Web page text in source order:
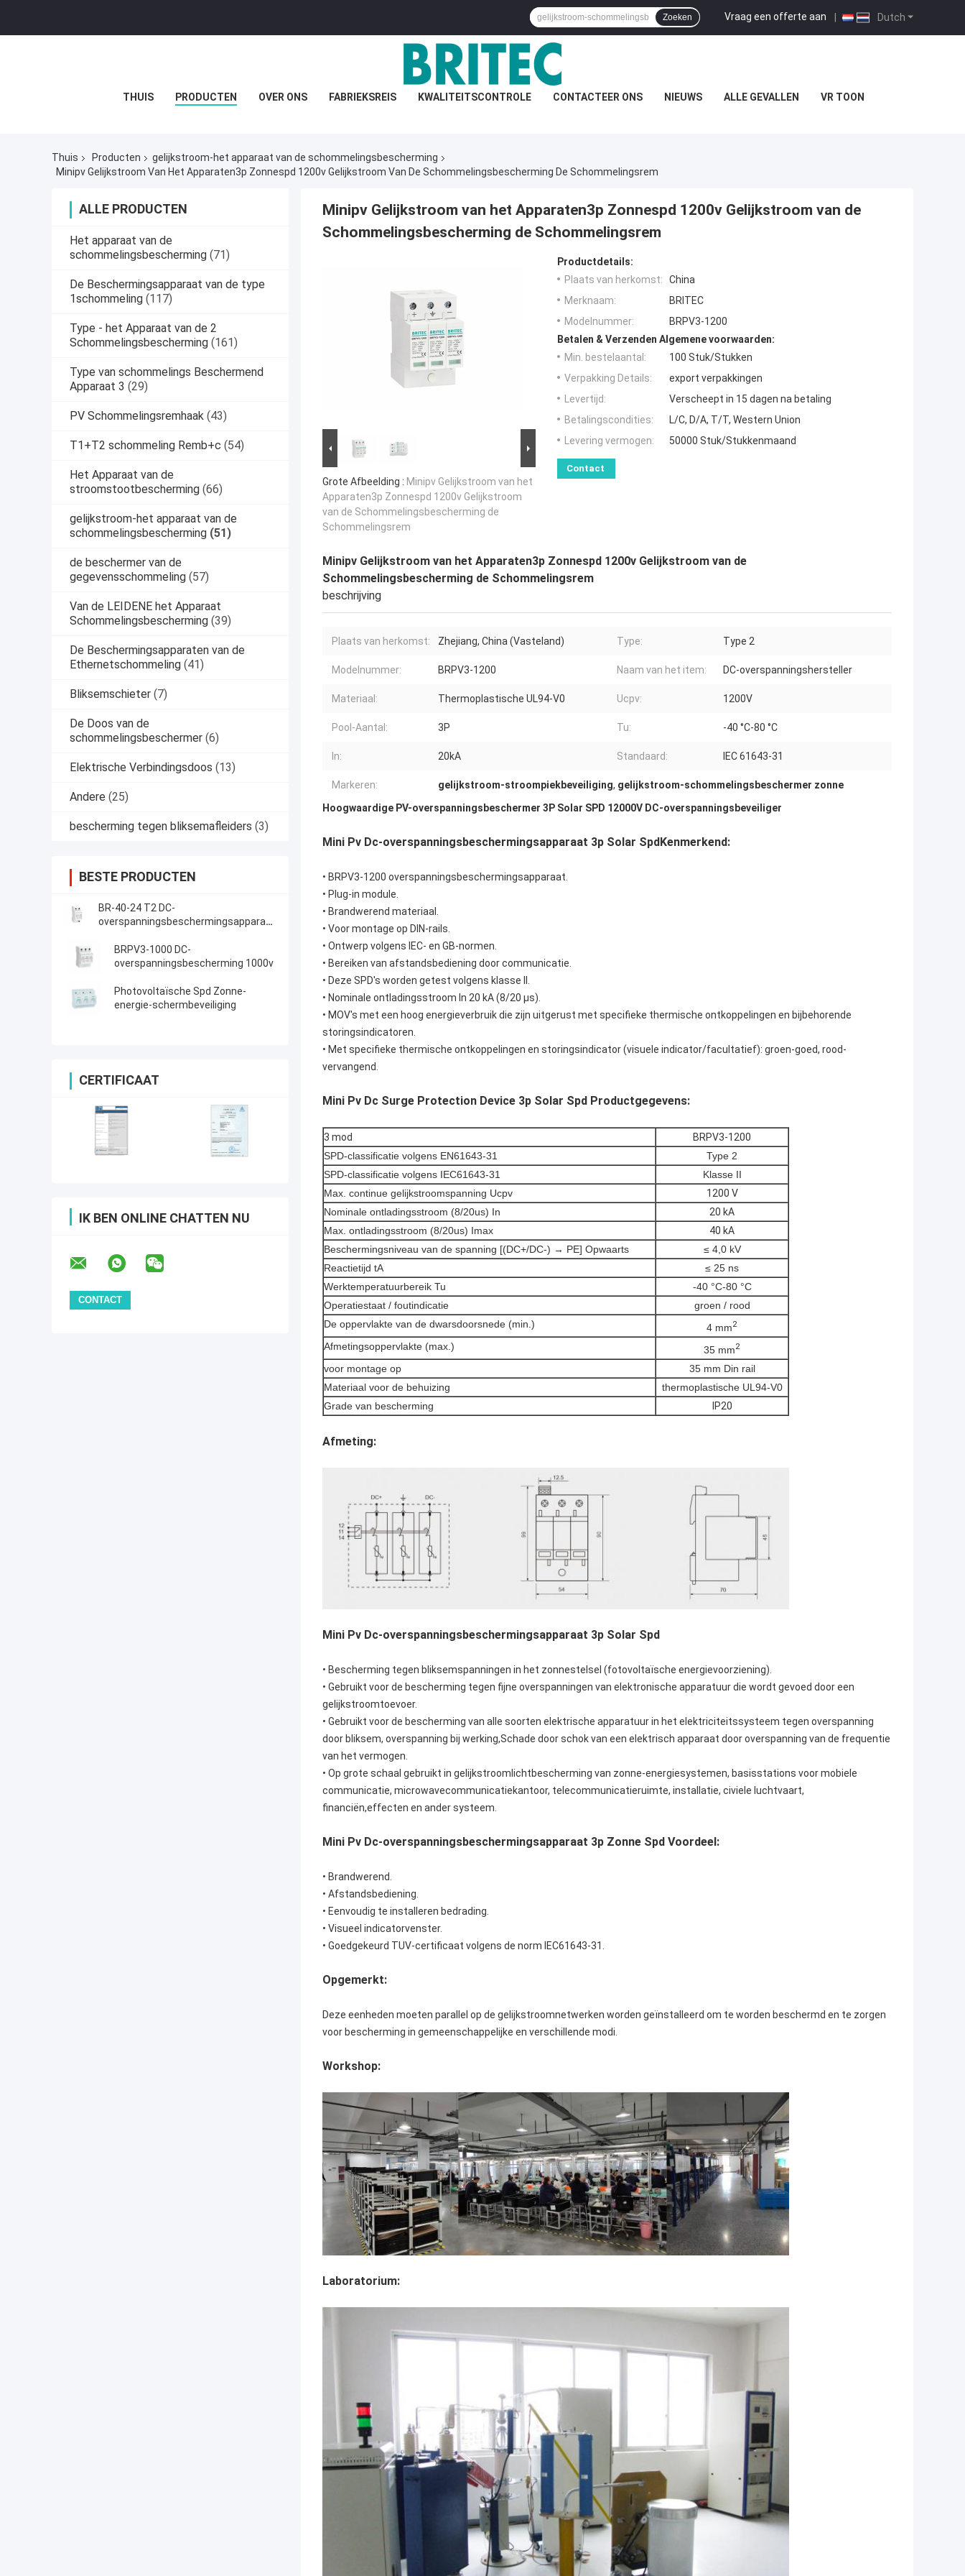
Dutch
Vraag een offerte aan |
Zoeken
THUIS PRODUCTEN OVER ONS FABRIEKSREIS KWALITEITSCONTROLE CONTACTEER ONS NIEUWS ALLE GEVALLEN VR TOON
Thuis Producten
gelijkstroom-het apparaat van de schommelingsbescherming
Minipv Gelijkstroom Van Het Apparaten3p Zonnespd 1200v Gelijkstroom Van De Schommelingsbescherming De Schommelingsrem
ALLE PRODUCTEN
Het apparaat van de
schommelingsbescherming (71)
De Beschermingsapparaat van de type
1schommeling (117)
Type - het Apparaat van de 2
Schommelingsbescherming (161)
Type van schommelings Beschermend
Apparaat 3 (29)
PV Schommelingsremhaak (43)
T1+T2 schommeling Remb+c (54)
Het Apparaat van de
stroomstootbescherming (66)
gelijkstroom-het apparaat van de
schommelingsbescherming (51)
de beschermer van de
gegevensschommeling (57)
Van de LEIDENE het Apparaat
Schommelingsbescherming (39)
De Beschermingsapparaten van de
Ethernetschommeling (41)
Bliksemschieter (7)
De Doos van de
schommelingsbeschermer (6)
Elektrische Verbindingsdoos (13)
Andere (25)
bescherming tegen bliksemafleiders (3)
BESTE PRODUCTEN
BR-40-24 T2 DC-
overspanningsbeschermingsapparaat
UL94-V0 behuizing voor
overspanningen
BRPV3-1000 DC-
overspanningsbescherming 1000v
Photovoltaïsche Spd Zonne-
energie-schermbeveiliging
CERTIFICAAT
IK BEN ONLINE CHATTEN NU
Minipv Gelijkstroom van het Apparaten3p Zonnespd 1200v Gelijkstroom van de
Schommelingsbescherming de Schommelingsrem
Grote Afbeelding : Minipv Gelijkstroom van het
Apparaten3p Zonnespd 1200v Gelijkstroom
van de Schommelingsbescherming de
Schommelingsrem
Productdetails:
Plaats van herkomst:
China
Merknaam:
BRITEC
Modelnummer:
BRPV3-1200
Betalen & Verzenden Algemene voorwaarden:
Min. bestelaantal:
100 Stuk/Stukken
Verpakking Details:
export verpakkingen
Levertijd:
Verscheept in 15 dagen na betaling
Betalingscondities:
L/C, D/A, T/T, Western Union
Levering vermogen:
50000 Stuk/Stukkenmaand
Contact
Minipv Gelijkstroom van het Apparaten3p Zonnespd 1200v Gelijkstroom van de
Schommelingsbescherming de Schommelingsrem
beschrijving
Plaats van herkomst: Zhejiang, China (Vasteland) Type: Type 2
Modelnummer: BRPV3-1200 Naam van het item: DC-overspanningshersteller
Materiaal: Thermoplastische UL94-V0 Ucpv: 1200V
Pool-Aantal: 3P Tu: -40 °C-80 °C
In: 20kA Standaard: IEC 61643-31
Markeren: gelijkstroom-stroompiekbeveiliging, gelijkstroom-schommelingsbeschermer zonne
Hoogwaardige PV-overspanningsbeschermer 3P Solar SPD 12000V DC-overspanningsbeveiliger
Mini Pv Dc-overspanningsbeschermingsapparaat 3p Solar SpdKenmerkend:
• BRPV3-1200 overspanningsbeschermingsapparaat.
• Plug-in module.
• Brandwerend materiaal.
• Voor montage op DIN-rails.
• Ontwerp volgens IEC- en GB-normen.
• Bereiken van afstandsbediening door communicatie.
• Deze SPD's worden getest volgens klasse II.
• Nominale ontladingsstroom In 20 kA (8/20 μs).
• MOV's met een hoog energieverbruik die zijn uitgerust met specifieke thermische ontkoppelingen en bijbehorende
storingsindicatoren.
• Met specifieke thermische ontkoppelingen en storingsindicator (visuele indicator/facultatief): groen-goed, rood-
vervangend.
Mini Pv Dc Surge Protection Device 3p Solar Spd Productgegevens:
3 mod
BRPV3-1200
SPD-classificatie volgens EN61643-31
Type 2
SPD-classificatie volgens IEC61643-31
Klasse II
Max. continue gelijkstroomspanning Ucpv
1200 V
Nominale ontladingsstroom (8/20us) In
20 kA
Max. ontladingsstroom (8/20us) Imax
40 kA
Beschermingsniveau van de spanning [(DC+/DC-) → PE] Opwaarts
≤ 4,0 kV
Reactietijd tA
≤ 25 ns
Werktemperatuurbereik Tu
-40 °C-80 °C
Operatiestaat / foutindicatie
groen / rood
De oppervlakte van de dwarsdoorsnede (min.)
4 mm2
Afmetingsoppervlakte (max.) 35 mm2
voor montage op
35 mm Din rail
Materiaal voor de behuizing
thermoplastische UL94-V0
Grade van bescherming
IP20
Afmeting:
Mini Pv Dc-overspanningsbeschermingsapparaat 3p Solar Spd
• Bescherming tegen bliksemspanningen in het zonnestelsel (fotovoltaïsche energievoorziening).
• Gebruikt voor de bescherming tegen fijne overspanningen van elektronische apparatuur die wordt gevoed door een
gelijkstroomtoevoer.
• Gebruikt voor de bescherming van alle soorten elektrische apparatuur in het elektriciteitssysteem tegen overspanning
door bliksem, overspanning bij werking,Schade door schok van een elektrisch apparaat door overspanning van de frequentie
van het vermogen.
• Op grote schaal gebruikt in gelijkstroomlichtbescherming van zonne-energiesystemen, basisstations voor mobiele
communicatie, microwavecommunicatiekantoor, telecommunicatieruimte, installatie, civiele luchtvaart,
financiën,effecten en ander systeem.
Mini Pv Dc-overspanningsbeschermingsapparaat 3p Zonne Spd Voordeel:
• Brandwerend.
• Afstandsbediening.
• Eenvoudig te installeren bedrading.
• Visueel indicatorvenster.
• Goedgekeurd TUV-certificaat volgens de norm IEC61643-31.
Opgemerkt:
Deze eenheden moeten parallel op de gelijkstroomnetwerken worden geïnstalleerd om te worden beschermd en te zorgen
voor bescherming in gemeenschappelijke en verschillende modi.
Workshop:
Laboratorium: